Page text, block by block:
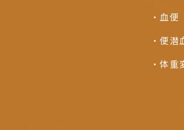
血便
便潜
体重